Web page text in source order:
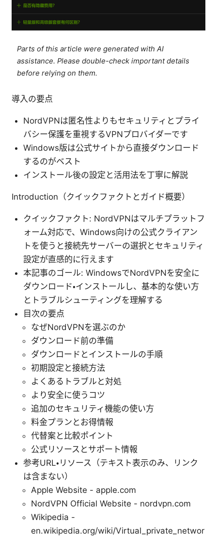
Parts of this article were generated with AI
assistance. Please double-check important details
before relying on them.
導入の要点
NordVPNは匿名性よりもセキュリティとプライ
バシー保護を重視するVPNプロバイダーです
Windows版は公式サイトから直接ダウンロード
するのがベスト
インストール後の設定と活用法を丁寧に解説
Introduction（クイックファクトとガイド概要）
クイックファクト: NordVPNはマルチプラットフ
ォーム対応で、Windows向けの公式クライアン
トを使うと接続先サーバーの選択とセキュリティ
設定が直感的に行えます
本記事のゴール: WindowsでNordVPNを安全に
ダウンロード・インストールし、基本的な使い方
とトラブルシューティングを理解する
目次の要点
なぜNordVPNを選ぶのか
ダウンロード前の準備
ダウンロードとインストールの手順
初期設定と接続方法
よくあるトラブルと対処
より安全に使うコツ
追加のセキュリティ機能の使い方
料金プランとお得情報
代替案と比較ポイント
公式リソースとサポート情報
参考URL・リソース（テキスト表示のみ、リンク
は含まない）
Apple Website - apple.com
NordVPN Official Website - nordvpn.com
Wikipedia -
en.wikipedia.org/wiki/Virtual_private_networ